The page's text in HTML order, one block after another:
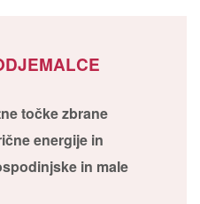
točke zbrane
energije in
in male